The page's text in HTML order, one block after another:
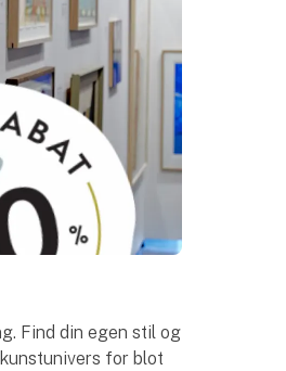
Find din egen stil og
for blot